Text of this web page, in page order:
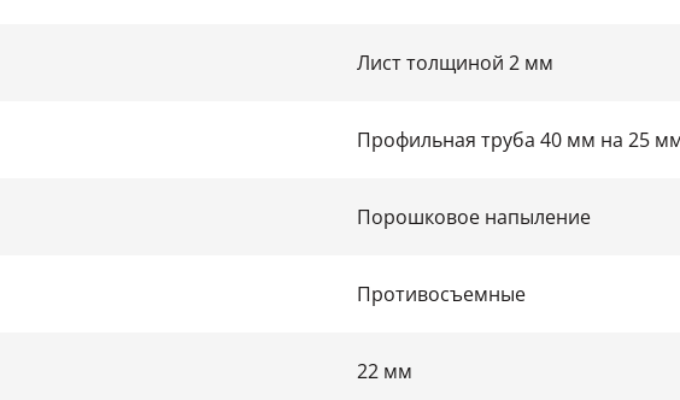
Лист толщиной 2 мм
Профильная труба 40 мм на 25
Порошковое напыление
Противосъемные
22 мм